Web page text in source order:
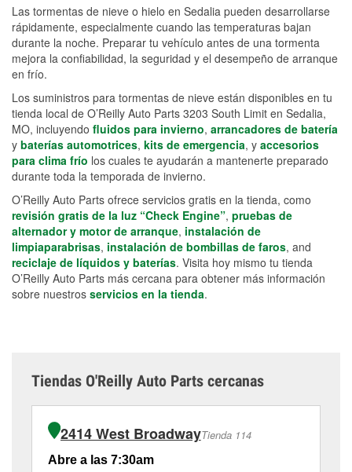
Las tormentas de nieve o hielo en Sedalia pueden desarrollarse
rápidamente, especialmente cuando las temperaturas bajan
durante la noche. Preparar tu vehículo antes de una tormenta
mejora la confiabilidad, la seguridad y el desempeño de arranque
en frío.
Los suministros para tormentas de nieve están disponibles en tu
tienda local de O’Reilly Auto Parts 3203 South Limit en Sedalia,
MO, incluyendo fluidos para invierno, arrancadores de batería
y baterías automotrices, kits de emergencia, y accesorios
para clima frío los cuales te ayudarán a mantenerte preparado
durante toda la temporada de invierno.
O’Reilly Auto Parts ofrece servicios gratis en la tienda, como
revisión gratis de la luz “Check Engine”, pruebas de
alternador y motor de arranque, instalación de
limpiaparabrisas, instalación de bombillas de faros, and
reciclaje de líquidos y baterías. Visita hoy mismo tu tienda
O’Reilly Auto Parts más cercana para obtener más información
sobre nuestros servicios en la tienda.
Tiendas O'Reilly Auto Parts cercanas
2414 West BroadwayTienda 114
Abre a las 7:30am